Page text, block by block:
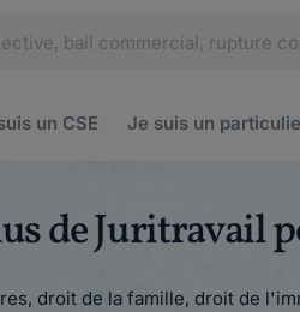
un CSE Je suis un
de Juritravail
droit de la famille, droit de